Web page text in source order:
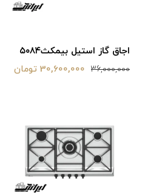
اجاق گاز استیل بیمکث۵۰۸۴
36,000,000 30,600,000 تومان